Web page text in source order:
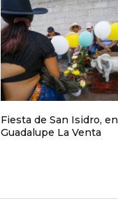
Fiesta de San Isidro, en
Guadalupe La Venta